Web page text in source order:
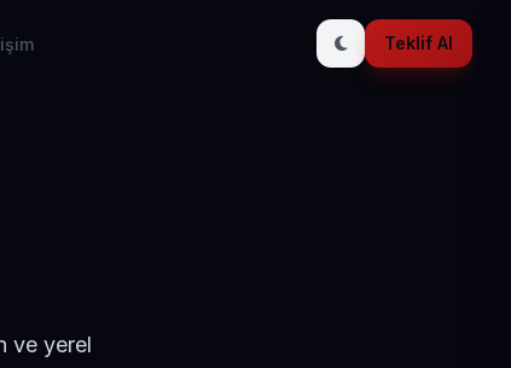
Teklif Al
ve yerel